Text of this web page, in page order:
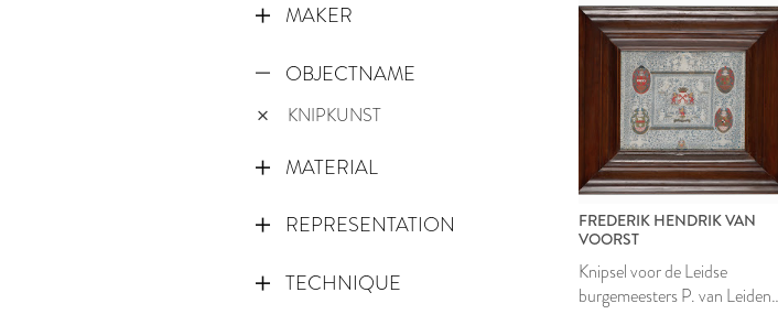
MAKER
OBJECTNAME
KNIPKUNST
MATERIAL
REPRESENTATION
TECHNIQUE
FREDERIK HENDRIK VAN
VOORST
Knipsel voor de Leidse
burgemeesters P. van Leiden,